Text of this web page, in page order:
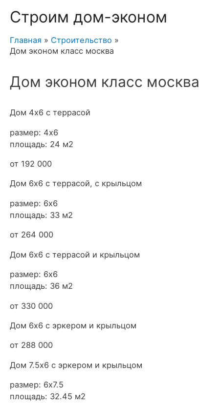
Строим дом-эконом
Главная
Строительство
Дом эконом класс москва
Дом эконом класс москва
Дом 4х6 с террасой
размер: 4х6
площадь: 24 м2
от 192 000
Дом 6х6 с террасой, с крыльцом
размер: 6х6
площадь: 33 м2
от 264 000
Дом 6х6 с террасой и крыльцом
размер: 6х6
площадь: 36 м2
от 330 000
Дом 6х6 с эркером и крыльцом
от 288 000
Дом 7.5х6 с эркером и крыльцом
размер: 6х7.5
площадь: 32.45 м2